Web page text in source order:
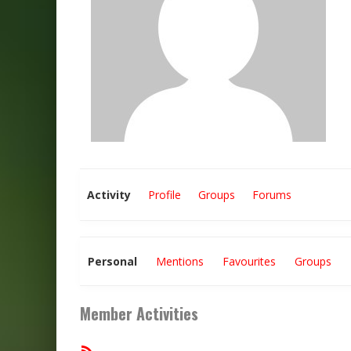
Activity Profile Groups Forums
Personal Mentions Favourites Groups
Member Activities